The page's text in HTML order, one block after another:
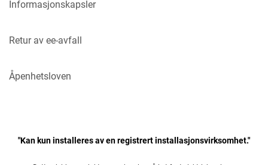
Informasjonskapsler
Retur av ee-avfall
Åpenhetsloven
"Kan kun installeres av en registrert installasjonsvirksomhet."